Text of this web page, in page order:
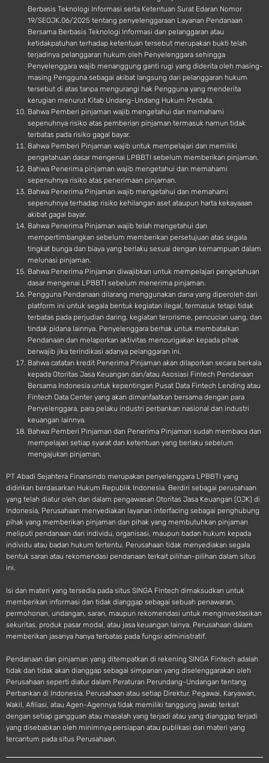
Berbasis Teknologi Informasi serta Ketentuan Surat Edaran Nomor
19/SEOJK.06/2025 tentang penyelenggaraan Layanan Pendanaan
Bersama Berbasis Teknologi Informasi dan pelanggaran atau
ketidakpatuhan terhadap ketentuan tersebut merupakan bukti telah
terjadinya pelanggaran hukum oleh Penyelenggara sehingga
Penyelenggara wajib menanggung ganti rugi yang diderita oleh masing-
masing Pengguna sebagai akibat langsung dari pelanggaran hukum
tersebut di atas tanpa mengurangi hak Pengguna yang menderita
kerugian menurut Kitab Undang-Undang Hukum Perdata.
Bahwa Pemberi pinjaman wajib mengetahui dan memahami
sepenuhnya risiko atas pemberian pinjaman termasuk namun tidak
terbatas pada risiko gagal bayar.
Bahwa Pemberi Pinjaman wajib untuk mempelajari dan memiliki
pengetahuan dasar mengenai LPBBTI sebelum memberikan pinjaman.
Bahwa Penerima pinjaman wajib mengetahui dan memahami
sepenuhnya risiko atas penerimaan pinjaman.
Bahwa Penerima Pinjaman wajib mengetahui dan memahami
sepenuhnya terhadap risiko kehilangan aset ataupun harta kekayaaan
akibat gagal bayar.
Bahwa Penerima Pinjaman wajib telah mengetahui dan
mempertimbangkan sebelum memberikan persetujuan atas segala
tingkat bunga dan biaya yang berlaku sesuai dengan kemampuan dalam
melunasi pinjaman.
Bahwa Penerima Pinjaman diwajibkan untuk mempelajari pengetahuan
dasar mengenai LPBBTI sebelum menerima pinjaman.
Pengguna Pendanaan dilarang menggunakan dana yang diperoleh dari
platform ini untuk segala bentuk kegiatan ilegal, termasuk tetapi tidak
terbatas pada perjudian daring, kegiatan terorisme, pencucian uang, dan
tindak pidana lainnya. Penyelenggara berhak untuk membatalkan
Pendanaan dan melaporkan aktivitas mencurigakan kepada pihak
berwajib jika terindikasi adanya pelanggaran ini.
Bahwa catatan kredit Penerima Pinjaman akan dilaporkan secara berkala
kepada Otoritas Jasa Keuangan dan/atau Asosiasi Fintech Pendanaan
Bersama Indonesia untuk kepentingan Pusat Data Fintech Lending atau
Fintech Data Center yang akan dimanfaatkan bersama dengan para
Penyelenggara, para pelaku industri perbankan nasional dan industri
keuangan lainnya.
Bahwa Pemberi Pinjaman dan Penerima Pinjaman sudah membaca dan
mempelajari setiap syarat dan ketentuan yang berlaku sebelum
mengajukan pinjaman.
PT Abadi Sejahtera Finansindo merupakan penyelenggara LPBBTI yang
didirikan berdasarkan Hukum Republik Indonesia. Berdiri sebagai perusahaan
yang telah diatur oleh dan dalam pengawasan Otoritas Jasa Keuangan (OJK) di
Indonesia, Perusahaan menyediakan layanan interfacing sebagai penghubung
pihak yang memberikan pinjaman dan pihak yang membutuhkan pinjaman
meliputi pendanaan dari individu, organisasi, maupun badan hukum kepada
individu atau badan hukum tertentu. Perusahaan tidak menyediakan segala
bentuk saran atau rekomendasi pendanaan terkait pilihan-pilihan dalam situs
ini.
Isi dan materi yang tersedia pada situs SINGA Fintech dimaksudkan untuk
memberikan informasi dan tidak dianggap sebagai sebuah penawaran,
permohonan, undangan, saran, maupun rekomendasi untuk menginvestasikan
sekuritas, produk pasar modal, atau jasa keuangan lainya. Perusahaan dalam
memberikan jasanya hanya terbatas pada fungsi administratif.
Pendanaan dan pinjaman yang ditempatkan di rekening SINGA Fintech adalah
tidak dan tidak akan dianggap sebagai simpanan yang diselenggarakan oleh
Perusahaan seperti diatur dalam Peraturan Perundang-Undangan tentang
Perbankan di Indonesia. Perusahaan atau setiap Direktur, Pegawai, Karyawan,
Wakil, Afiliasi, atau Agen-Agennya tidak memiliki tanggung jawab terkait
dengan setiap gangguan atau masalah yang terjadi atau yang dianggap terjadi
yang disebabkan oleh minimnya persiapan atau publikasi dari materi yang
tercantum pada situs Perusahaan.